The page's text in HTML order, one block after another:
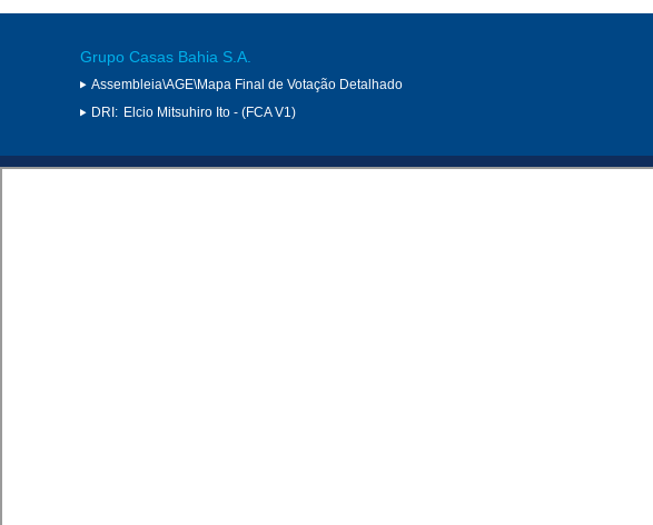
Grupo Casas Bahia S.A.
Assembleia\AGE\Mapa Final de Votação Detalhado
DRI: Elcio Mitsuhiro Ito - (FCA V1)